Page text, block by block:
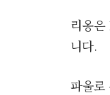
리옹
니다.
파울로